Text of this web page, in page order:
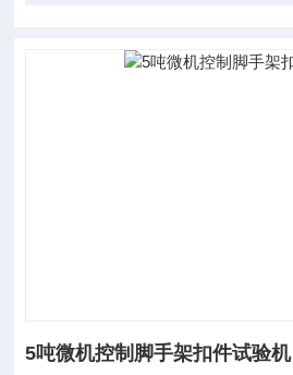
5吨微机控制脚手架扣件试验机